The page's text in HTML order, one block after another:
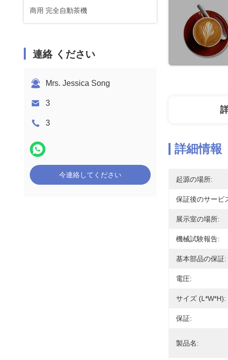
商用 完全自動茶機
連絡 ください
Mrs. Jessica Song
3
3
今連絡してください
詳細情報
起源の場所:
保証後のサービ
展示室の場所:
機械試験報告:
基本部品の保証:
電圧:
サイズ (L*W*H):
保証:
製品名: